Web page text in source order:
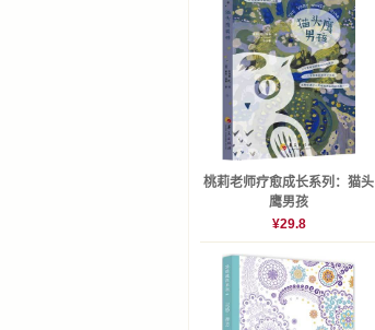
桃莉老师疗愈成长系列：猫头
鹰男孩
¥29.8